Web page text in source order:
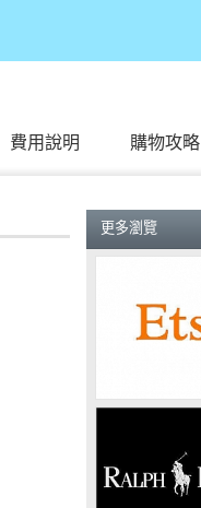
購物攻略
費用說明
更多瀏覽